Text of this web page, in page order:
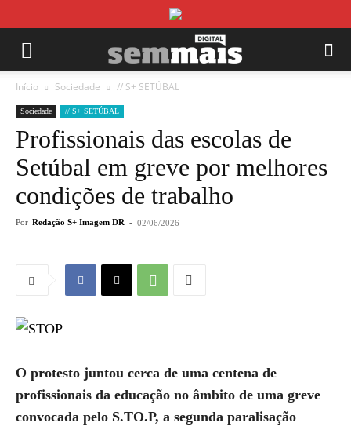
Início Sociedade // S+ SETÚBAL
Sociedade // S+ SETÚBAL
Profissionais das escolas de
Setúbal em greve por melhores
condições de trabalho
Por Redação S+ Imagem DR - 02/06/2026
O protesto juntou cerca de uma centena de
profissionais da educação no âmbito de uma greve
convocada pelo S.TO.P, a segunda paralisação